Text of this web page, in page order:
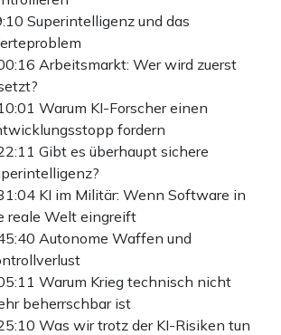
Superintelligenz und das
Arbeitsmarkt: Wer wird zuerst
Warum KI-Forscher einen
fordern
Gibt es überhaupt sichere
KI im Militär: Wenn Software in
reale Welt eingreift
Autonome Waffen und
Warum Krieg technisch nicht
beherrschbar ist
Was wir trotz der KI-Risiken tun